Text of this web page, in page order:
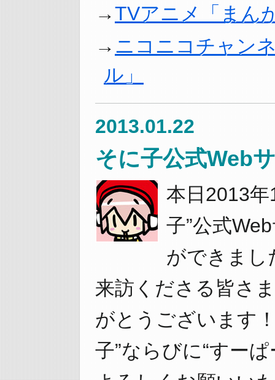
TVアニメ「まん
ニコニコチャン
ル」
2013.01.22
そに子公式Web
本日2013
子”公式
ができまし
来訪くださる皆さ
がとうございます
子”ならびに“すー